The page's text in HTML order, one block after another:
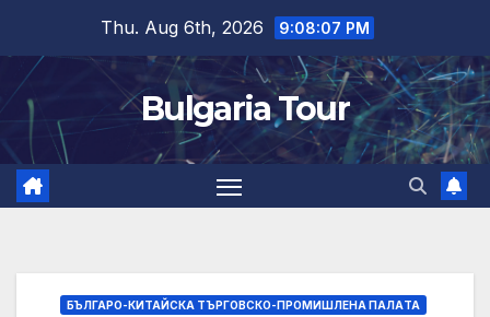
content
Thu. Aug 6th, 2026 9:08:08 PM
Bulgaria Tour
БЪЛГАРО-КИТАЙСКА ТЪРГОВСКО-ПРОМИШЛЕНА ПАЛAТА